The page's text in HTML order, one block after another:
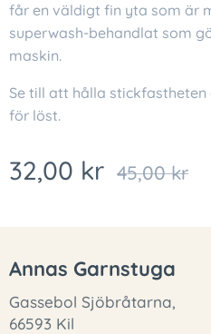
får en väldigt fin yta som är
superwash-behandlat som
maskin.
Se till att hålla
för löst.
32,00 kr 45,00kr
Annas Garnstuga
Gassebol Sjöbråtarna,
66593 Kil